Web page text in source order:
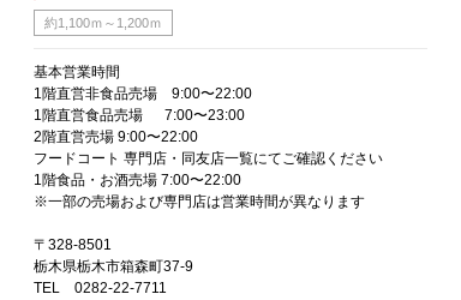
約1,100ｍ～1,200ｍ
基本営業時間
1階直営非食品売場 9:00〜22:00
1階直営食品売場 7:00〜23:00
2階直営売場 9:00〜22:00
フードコート 専門店・同友店一覧にてご確認ください
1階食品・お酒売場 7:00〜22:00
※一部の売場および専門店は営業時間が異なります
〒328-8501
栃木県栃木市箱森町37-9
TEL 0282-22-7711